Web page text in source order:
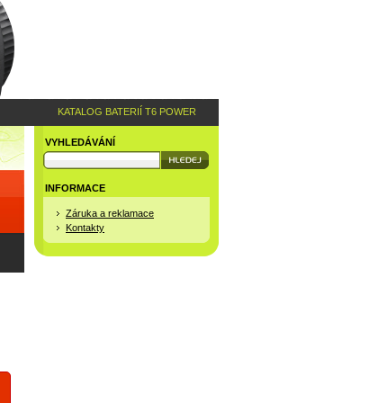
VYHLEDÁVÁNÍ
INFORMACE
Záruka a reklamace
Kontakty
KATALOG BATERIÍ T6 POWER